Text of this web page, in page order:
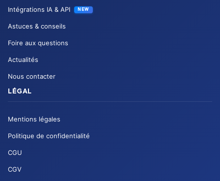
Intégrations IA & API NEW
Astuces & conseils
Foire aux questions
Actualités
Nous contacter
LÉGAL
Mentions légales
Politique de confidentialité
CGU
CGV